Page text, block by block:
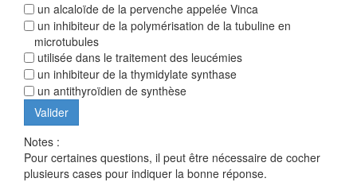
un alcaloïde de la pervenche appelée Vinca
un inhibiteur de la polymérisation de la tubuline en
microtubules
utilisée dans le traitement des leucémies
un inhibiteur de la thymidylate synthase
un antithyroïdien de synthèse
Notes :
Pour certaines questions, il peut être nécessaire de cocher
plusieurs cases pour indiquer la bonne réponse.